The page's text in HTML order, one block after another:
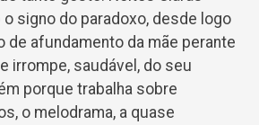
signo do paradoxo, desde logo
de afundamento da mãe perante
irrompe, saudável, do seu
porque trabalha sobre
o melodrama, a quase